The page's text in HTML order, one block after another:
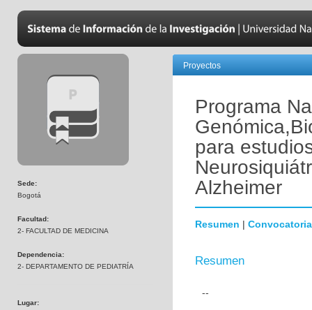
Sede:
Bogotá
Facultad:
2- FACULTAD DE MEDICINA
Dependencia:
2- DEPARTAMENTO DE PEDIATRÍA
Lugar:
Proyectos
Programa
para
Alzheimer
Resumen | Convocatoria
Resumen
--